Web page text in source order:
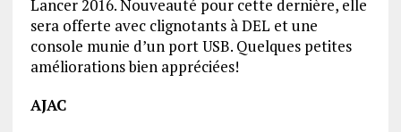
Lancer 2016. Nouveauté pour cette dernière, elle
sera offerte avec clignotants à DEL et une
console munie d’un port USB. Quelques petites
améliorations bien appréciées!
AJAC